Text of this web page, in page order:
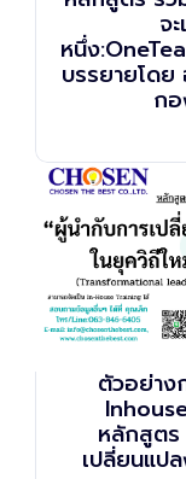
จ
หนึ่ง
บรรยายโดย
ก
ตัวอย่าง
หลักสูตร
เปลี่ยนแป